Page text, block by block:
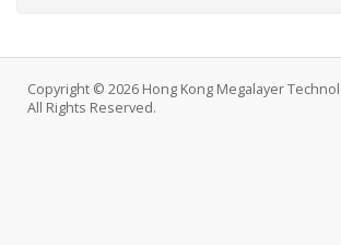
Copyright © 2026 Hong Kong Megalayer
All Rights Reserved.